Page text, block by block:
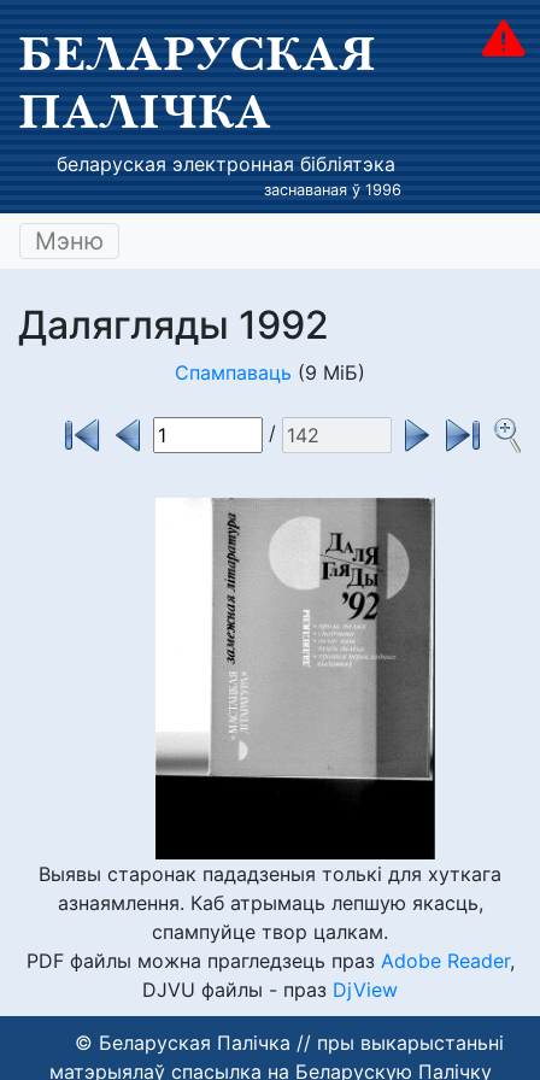
БЕЛАРУСКАЯ
ПАЛІЧКА
беларуская электронная бібліятэка
заснаваная ў 1996
Мэню
Далягляды 1992
Спампаваць (9 МіБ)
/
Выявы старонак пададзеныя толькі для хуткага
азнаямлення. Каб атрымаць лепшую якасць,
спампуйце твор цалкам.
PDF файлы можна прагледзець праз Adobe Reader,
DJVU файлы - праз DjView
© Беларуская Палічка // пры выкарыстаньні
матэрыялаў спасылка на Беларускую Палічку